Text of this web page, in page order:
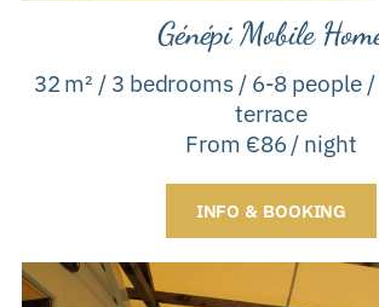
Génépi Mobile
32 m² / 3 bedrooms / 6-8 people /
terrace
From €86 / night
INFO & BOOKING